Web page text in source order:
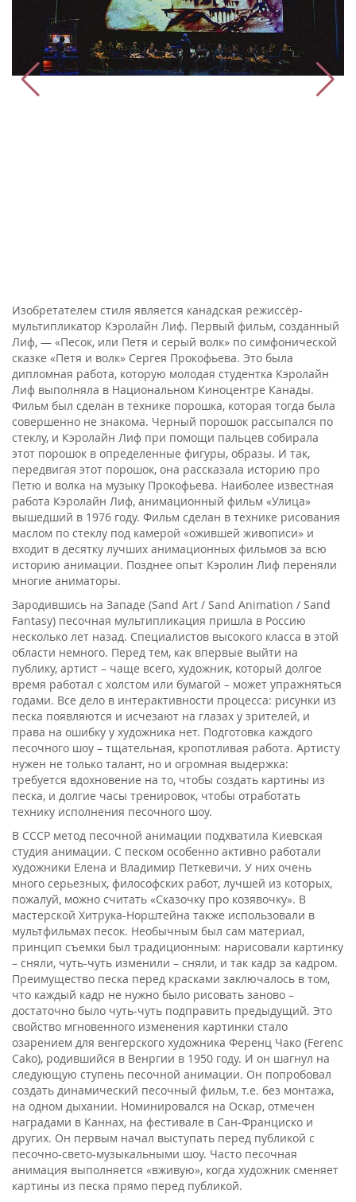
Изобретателем стиля является канадская режиссёр-
мультипликатор Кэролайн Лиф. Первый фильм, созданный
Лиф, — «Песок, или Петя и серый волк» по симфонической
сказке «Петя и волк» Сергея Прокофьева. Это была
дипломная работа, которую молодая студентка Кэролайн
Лиф выполняла в Национальном Киноцентре Канады.
Фильм был сделан в технике порошка, которая тогда была
совершенно не знакома. Черный порошок рассыпался по
стеклу, и Кэролайн Лиф при помощи пальцев собирала
этот порошок в определенные фигуры, образы. И так,
передвигая этот порошок, она рассказала историю про
Петю и волка на музыку Прокофьева. Наиболее известная
работа Кэролайн Лиф, анимационный фильм «Улица»
вышедший в 1976 году. Фильм сделан в технике рисования
маслом по стеклу под камерой «ожившей живописи» и
входит в десятку лучших анимационных фильмов за всю
историю анимации. Позднее опыт Кэролин Лиф переняли
многие аниматоры.
Зародившись на Западе (Sand Art / Sand Animation / Sand
Fantasy) песочная мультипликация пришла в Россию
несколько лет назад. Специалистов высокого класса в этой
области немного. Перед тем, как впервые выйти на
публику, артист – чаще всего, художник, который долгое
время работал с холстом или бумагой – может упражняться
годами. Все дело в интерактивности процесса: рисунки из
песка появляются и исчезают на глазах у зрителей, и
права на ошибку у художника нет. Подготовка каждого
песочного шоу – тщательная, кропотливая работа. Артисту
нужен не только талант, но и огромная выдержка:
требуется вдохновение на то, чтобы создать картины из
песка, и долгие часы тренировок, чтобы отработать
технику исполнения песочного шоу.
В СССР метод песочной анимации подхватила Киевская
студия анимации. С песком особенно активно работали
художники Елена и Владимир Петкевичи. У них очень
много серьезных, философских работ, лучшей из которых,
пожалуй, можно считать «Сказочку про козявочку». В
мастерской Хитрука-Норштейна также использовали в
мультфильмах песок. Необычным был сам материал,
принцип съемки был традиционным: нарисовали картинку
– сняли, чуть-чуть изменили – сняли, и так кадр за кадром.
Преимущество песка перед красками заключалось в том,
что каждый кадр не нужно было рисовать заново –
достаточно было чуть-чуть подправить предыдущий. Это
свойство мгновенного изменения картинки стало
озарением для венгерского художника Ференц Чако (Ferenc
Cako), родившийся в Венргии в 1950 году. И он шагнул на
следующую ступень песочной анимации. Он попробовал
создать динамический песочный фильм, т.е. без монтажа,
на одном дыхании. Номинировался на Оскар, отмечен
наградами в Каннах, на фестивале в Сан-Франциско и
других. Он первым начал выступать перед публикой с
песочно-свето-музыкальными шоу. Часто песочная
анимация выполняется «вживую», когда художник сменяет
картины из песка прямо перед публикой.